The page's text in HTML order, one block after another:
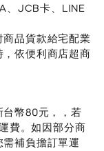
、JCB卡、LINE
品貨款給宅配業
依便利商店超商
台幣80元，，若
費。如因部分商
補負擔訂單運